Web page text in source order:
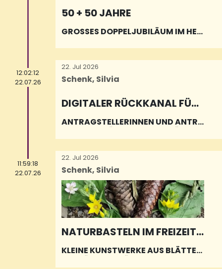
50 + 50 JAHRE
GROSSES DOPPELJUBILÄUM IM HELL
12:02:12
22.07.26
22. Jul 2026
Schenk, Silvia
DIGITALER RÜCKKANAL FÜR
AND EINGEFÜHRT
ANTRAGSTELLERINNEN UND ANTRA
SCHEIDE KÜNFTIG SICHER, VERSCH
LÜSSELT UND VOLLSTÄNDIG DIGITA
L EMPF
11:59:18
22.07.26
22. Jul 2026
Schenk, Silvia
NATURBASTELN IM FREIZEITZ
KLEINE KUNSTWERKE AUS BLÄTTER